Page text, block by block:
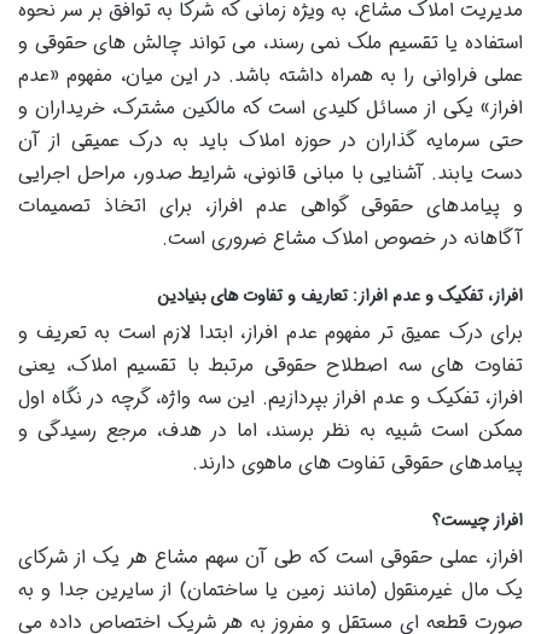
مدیریت املاک مشاع، به ویژه زمانی که شرکا به توافق بر سر نحوه
استفاده یا تقسیم ملک نمی رسند، می تواند چالش های حقوقی و
عملی فراوانی را به همراه داشته باشد. در این میان، مفهوم «عدم
افراز» یکی از مسائل کلیدی است که مالکین مشترک، خریداران و
حتی سرمایه گذاران در حوزه املاک باید به درک عمیقی از آن
دست یابند. آشنایی با مبانی قانونی، شرایط صدور، مراحل اجرایی
و پیامدهای حقوقی گواهی عدم افراز، برای اتخاذ تصمیمات
آگاهانه در خصوص املاک مشاع ضروری است.
افراز، تفکیک و عدم افراز: تعاریف و تفاوت های بنیادین
برای درک عمیق تر مفهوم عدم افراز، ابتدا لازم است به تعریف و
تفاوت های سه اصطلاح حقوقی مرتبط با تقسیم املاک، یعنی
افراز، تفکیک و عدم افراز بپردازیم. این سه واژه، گرچه در نگاه اول
ممکن است شبیه به نظر برسند، اما در هدف، مرجع رسیدگی و
پیامدهای حقوقی تفاوت های ماهوی دارند.
افراز چیست؟
افراز، عملی حقوقی است که طی آن سهم مشاع هر یک از شرکای
یک مال غیرمنقول (مانند زمین یا ساختمان) از سایرین جدا و به
صورت قطعه ای مستقل و مفروز به هر شریک اختصاص داده می